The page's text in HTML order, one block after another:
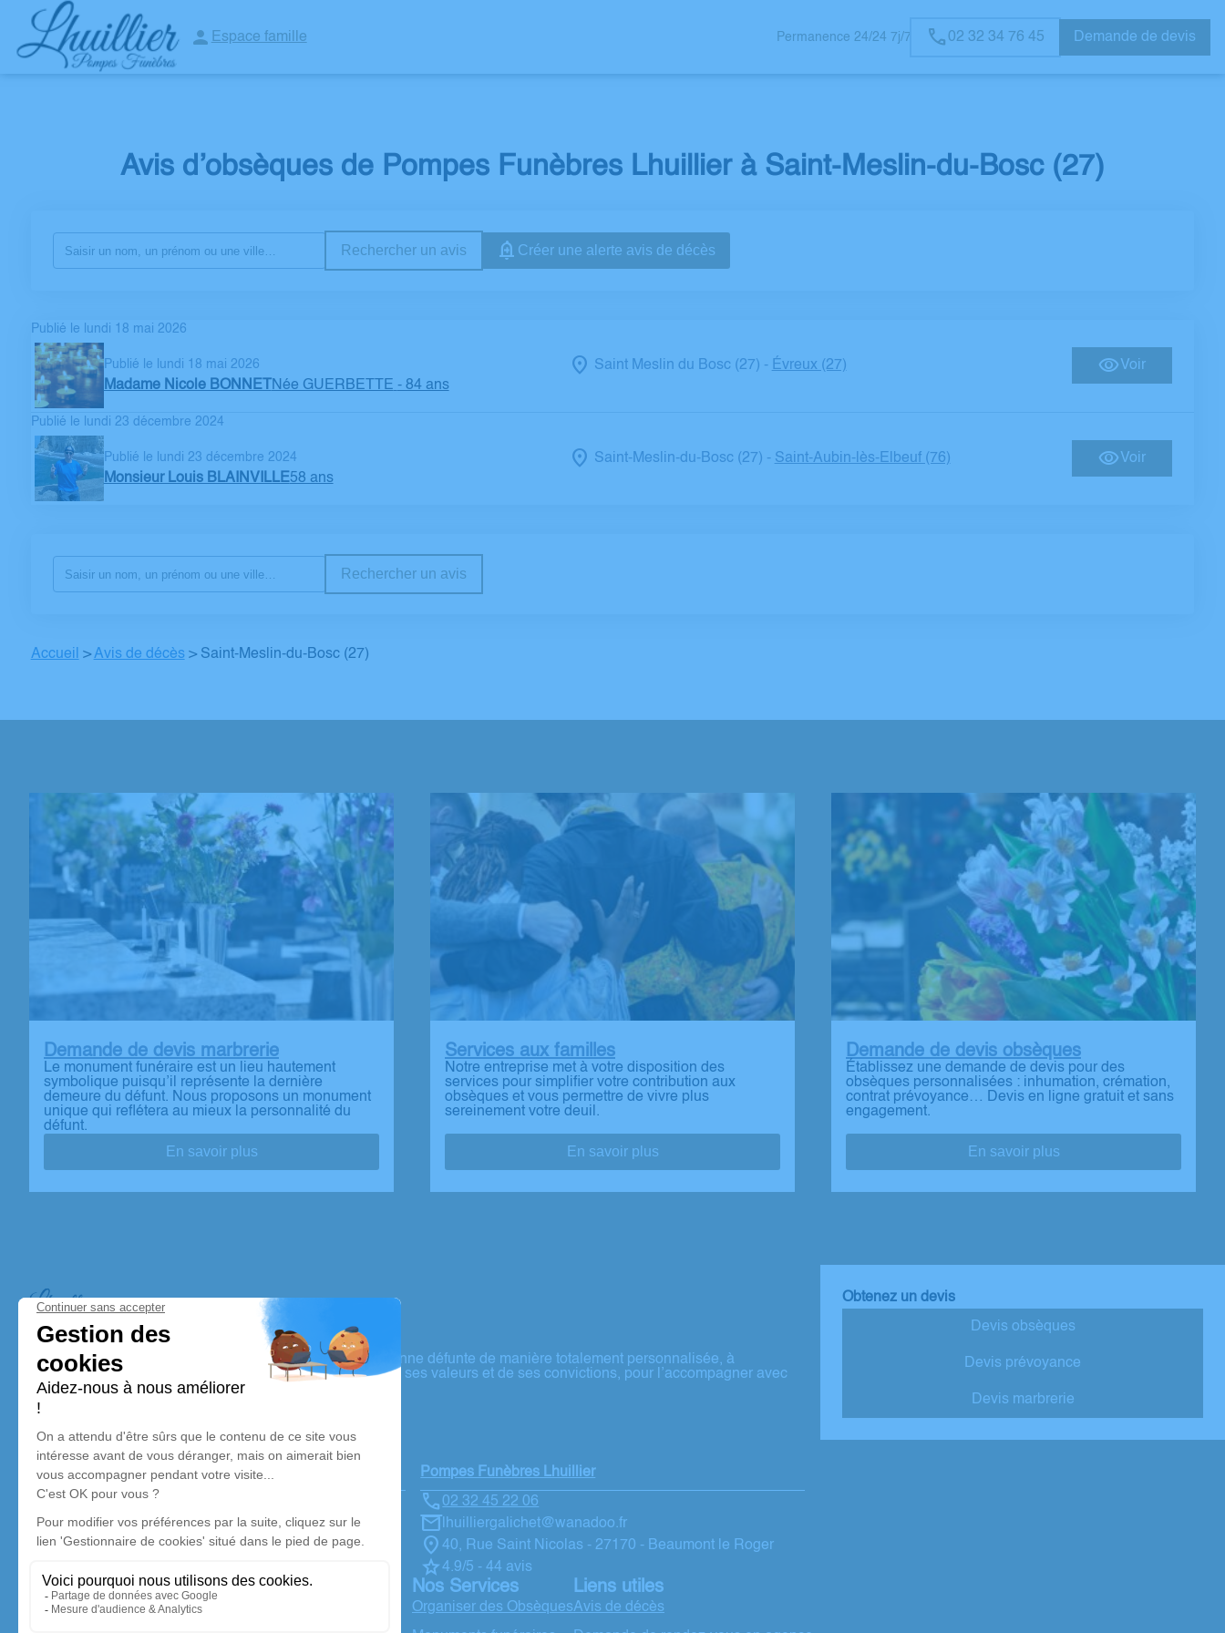
Espace famille Permanence 24/24 7j/7 02 32 34 76 45 Demande de devis
NOS AGENCES ORGANISATION / PRÉVOYANCE D’OBSÈQUES
Avis d’obsèques de Pompes Funèbres Lhuillier à Saint-Meslin-du-Bosc (27)
Rechercher un avis Créer une alerte avis de décès
Publié le lundi 18 mai 2026
Publié le lundi 18 mai 2026
Madame Nicole BONNET Née GUERBETTE - 84 ans
Saint Meslin du Bosc (27) - Évreux (27) Voir
Publié le lundi 23 décembre 2024
Publié le lundi 23 décembre 2024
Monsieur Louis BLAINVILLE58 ans
Saint-Meslin-du-Bosc (27) - Saint-Aubin-lès-Elbeuf (76) Voir
Rechercher un avis
Accueil >Avis de décès > Saint-Meslin-du-Bosc (27)
Demande de devis marbrerie
Le monument funéraire est un lieu hautement
symbolique puisqu’il représente la dernière
demeure du défunt. Nous proposons un monument
unique qui reflétera au mieux la personnalité du
défunt.
En savoir plus
Services aux familles
Notre entreprise met à votre disposition des
services pour simplifier votre contribution aux
obsèques et vous permettre de vivre plus
sereinement votre deuil.
En savoir plus
Demande de devis obsèques
Établissez une demande de devis pour des
obsèques personnalisées : inhumation, crémation,
contrat prévoyance… Devis en ligne gratuit et sans
engagement.
En savoir plus
Pompes Funèbres Lhuillier
Nos équipes vous aident à honorer la mémoire de la personne défunte de manière totalement personnalisée, à
perpétuer son souvenir dans le respect de ses volontés, de ses valeurs et de ses convictions, pour l’accompagner avec
dignité dans son dernier voyage.
Obtenez un devis
Devis obsèques
Devis prévoyance
Devis marbrerie
Nos agences
Pompes Funèbres Lhuillier
02 32 34 76 45
lhuillierpascale@wanadoo.fr
2, Rue du Général de Gaulle - 27110 - Le Neubourg
Pompes Funèbres Lhuillier
02 32 45 22 06
lhuilliergalichet@wanadoo.fr
40, Rue Saint Nicolas - 27170 - Beaumont le Roger
4.9/5 - 44 avis
Nos Services
Organiser des Obsèques
Liens utiles
Avis de décès